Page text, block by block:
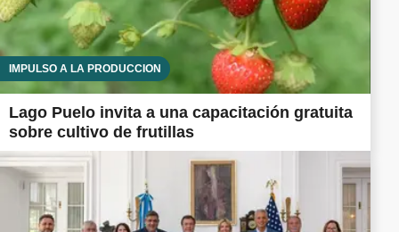
IMPULSO A LA PRODUCCIÓN
Lago Puelo invita a una capacitación gratuita
sobre cultivo de frutillas